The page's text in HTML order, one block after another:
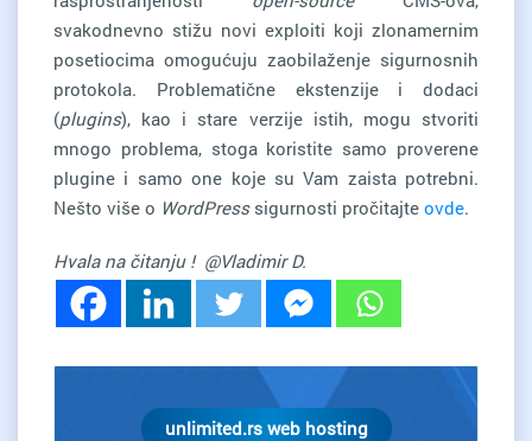
svakodnevno stižu novi exploiti koji zlonamernim
posetiocima omogućuju zaobilaženje sigurnosnih
protokola. Problematične ekstenzije i dodaci
(plugins), kao i stare verzije istih, mogu stvoriti
mnogo problema, stoga koristite samo proverene
plugine i samo one koje su Vam zaista potrebni.
Nešto više o WordPresssigurnosti pročitajte ovde.
Hvala na čitanju ! @Vladimir D.
unlimited.rs web hosting